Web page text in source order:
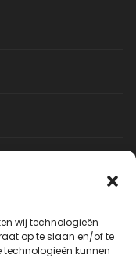
wij technologieën
op te slaan en/of te
technologieën kunnen